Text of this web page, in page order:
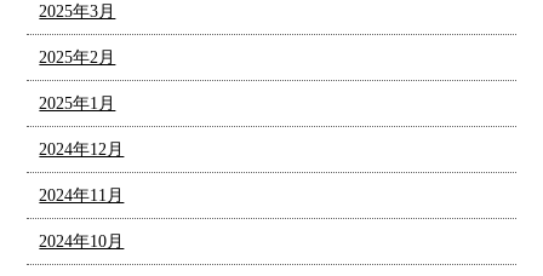
2025年3月
2025年2月
2025年1月
2024年12月
2024年11月
2024年10月